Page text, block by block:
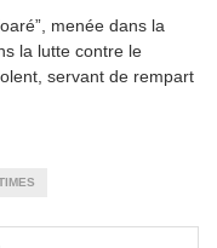
menée dans la
la lutte contre le
servant de rempart